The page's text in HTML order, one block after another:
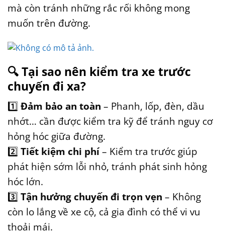
mà còn tránh những rắc rối không mong
muốn trên đường.
🔍Tại sao nên kiểm tra xe trước
chuyến đi xa?
1️⃣Đảm bảo an toàn – Phanh, lốp, đèn, dầu
nhớt… cần được kiểm tra kỹ để tránh nguy cơ
hỏng hóc giữa đường.
2️⃣Tiết kiệm chi phí– Kiểm tra trước giúp
phát hiện sớm lỗi nhỏ, tránh phát sinh hỏng
hóc lớn.
3️⃣Tận hưởng chuyến đi trọn vẹn – Không
còn lo lắng về xe cộ, cả gia đình có thể vi vu
thoải mái.